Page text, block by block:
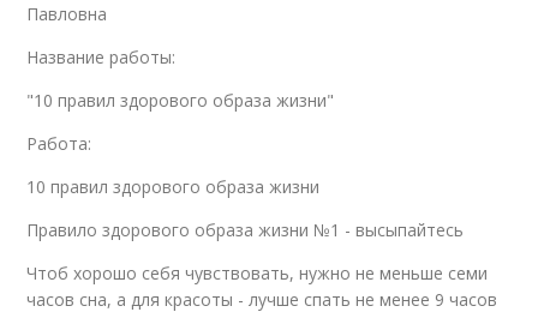
Павловна
Название работы:
"10 правил здорового образа жизни"
Работа:
10 правил здорового образа жизни
Правило здорового образа жизни №1 - высыпайтесь
Чтоб хорошо себя чувствовать, нужно не меньше семи
часов сна, а для красоты - лучше спать не менее 9 часов